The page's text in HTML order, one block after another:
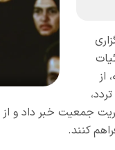
از
جمعیت خبر داد
کنند.